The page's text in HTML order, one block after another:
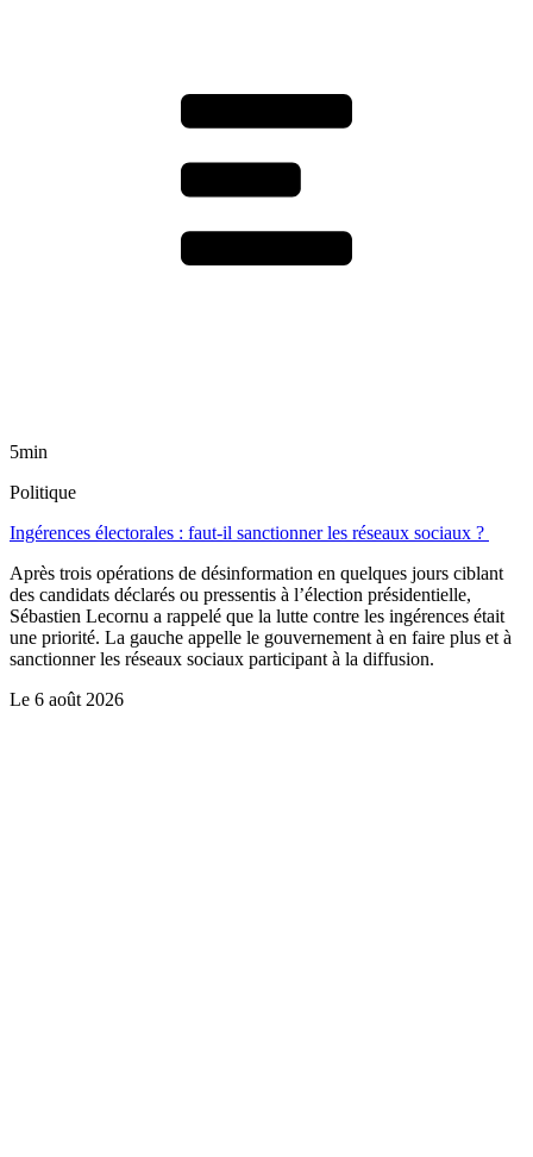
5min
Politique
Ingérences électorales : faut-il sanctionner les réseaux sociaux ?
Après trois opérations de désinformation en quelques jours ciblant
des candidats déclarés ou pressentis à l’élection présidentielle,
Sébastien Lecornu a rappelé que la lutte contre les ingérences était
une priorité. La gauche appelle le gouvernement à en faire plus et à
sanctionner les réseaux sociaux participant à la diffusion.
Le 6 août 2026